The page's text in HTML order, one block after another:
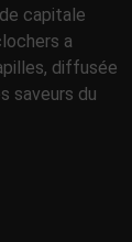
capitale
a
diffusée
saveurs du